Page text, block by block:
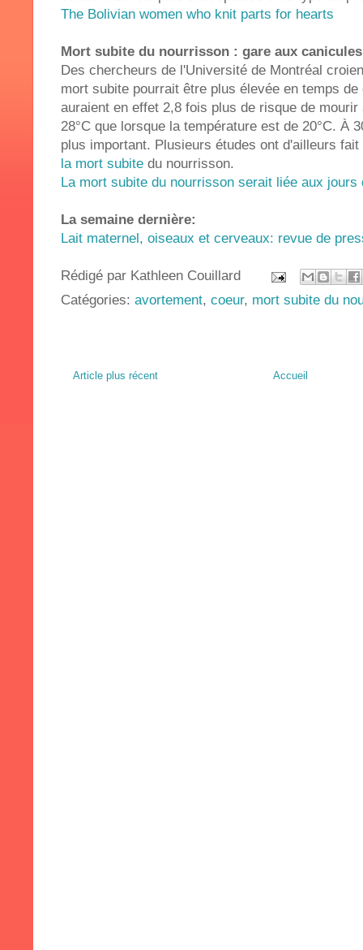
The Bolivian women who knit parts for hearts
Mort subite du nourrisson : gare aux canicules
Des chercheurs de l'Université de Montréal
mort subite pourrait être plus élevée en temps
auraient en effet 2,8 fois plus de risque de
28°C que lorsque la température est de 20°C. À
plus important. Plusieurs études ont d'ailleurs
la mort subite du nourrisson.
La mort subite du nourrisson serait liée aux jours
La semaine dernière:
Lait maternel, oiseaux et cerveaux: revue de
Rédigé par Kathleen Couillard
Catégories: avortement, coeur, mort subite du
Article plus récent Accueil